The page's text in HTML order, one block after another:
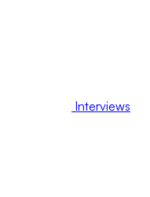
Interviews